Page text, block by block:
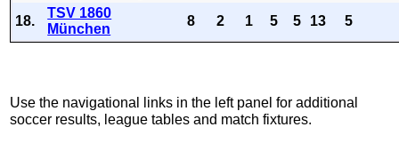
18.
TSV 1860
München
8 2 1 5 5 13 5
Use the navigational links in the left panel for additional
soccer results, league tables and match fixtures.